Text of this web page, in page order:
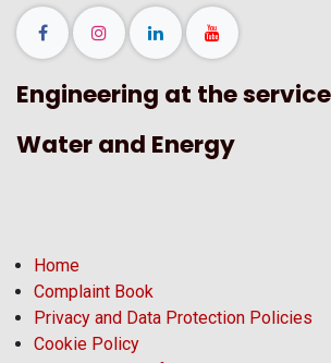
Engineering at the
Water and Energy
Home
Complaint Book
Privacy and Data Protection Policies
Cookie Policy